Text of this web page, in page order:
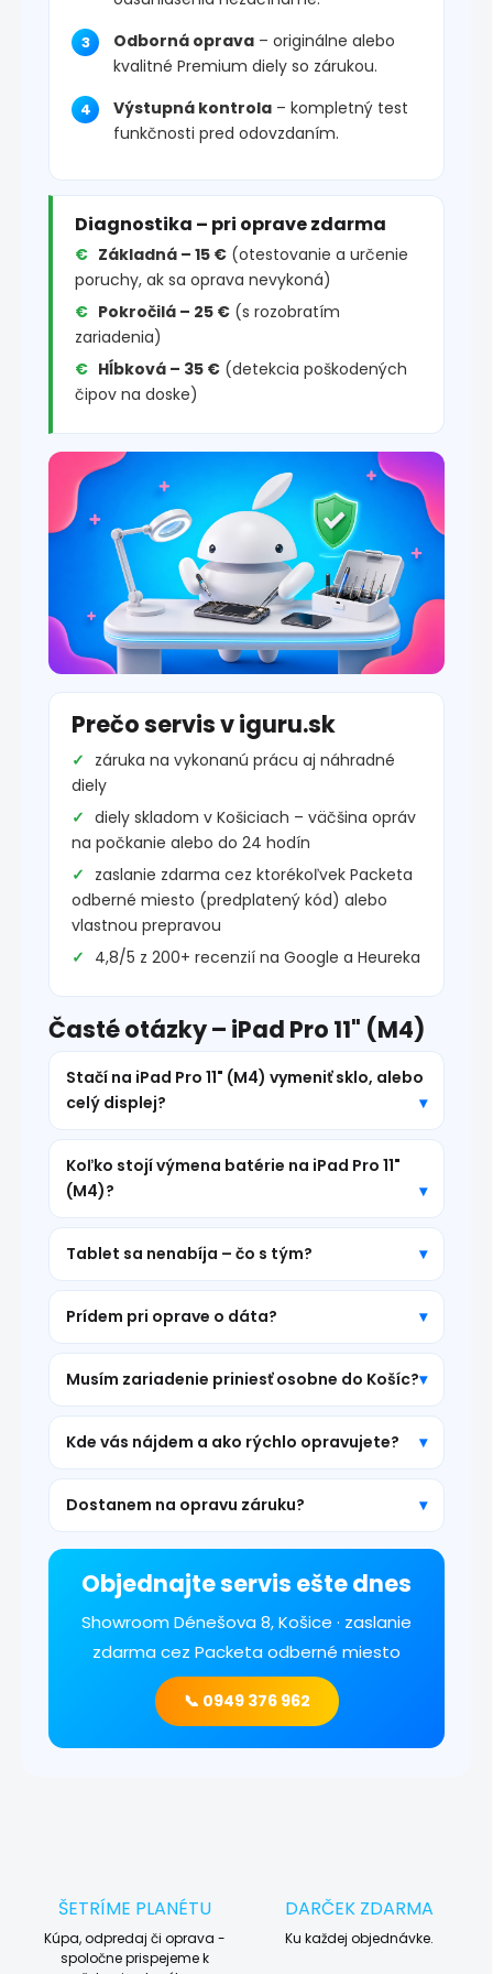
Odborná oprava – originálne alebo
kvalitné Premium diely so zárukou.
Výstupná kontrola – kompletný test
funkčnosti pred odovzdaním.
Diagnostika – pri oprave zdarma
Základná – 15 € (otestovanie a určenie
poruchy, ak sa oprava nevykoná)
Pokročilá – 25 € (s rozobratím
zariadenia)
Hĺbková – 35 € (detekcia poškodených
čipov na doske)
Prečo servis v iguru.sk
záruka na vykonanú prácu aj náhradné
diely
diely skladom v Košiciach – väčšina opráv
na počkanie alebo do 24 hodín
zaslanie zdarma cez ktorékoľvek Packeta
odberné miesto (predplatený kód) alebo
vlastnou prepravou
4,8/5 z 200+ recenzií na Google a Heureka
Časté otázky – iPad Pro 11" (M4)
Stačí na iPad Pro 11" (M4) vymeniť sklo, alebo
celý displej?
Koľko stojí výmena batérie na iPad Pro 11"
(M4)?
Tablet sa nenabíja – čo s tým?
Prídem pri oprave o dáta?
Musím zariadenie priniesť osobne do Košíc?
Kde vás nájdem a ako rýchlo opravujete?
Dostanem na opravu záruku?
Objednajte servis ešte dnes
Showroom Dénešova 8, Košice · zaslanie
zdarma cez Packeta odberné miesto
📞 0949 376 962
ŠETRÍME PLANÉTU
Kúpa, odpredaj či oprava -
spoločne prispejeme k
DARČEK ZDARMA
Ku každej objednávke.